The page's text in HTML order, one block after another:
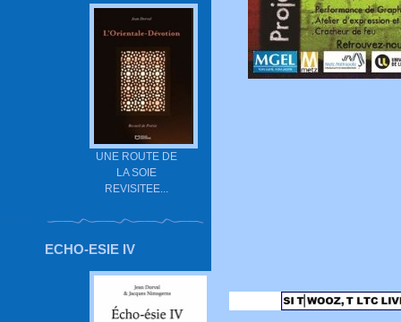
UNE ROUTE DE
LA SOIE
REVISITEE...
ECHO-ESIE IV